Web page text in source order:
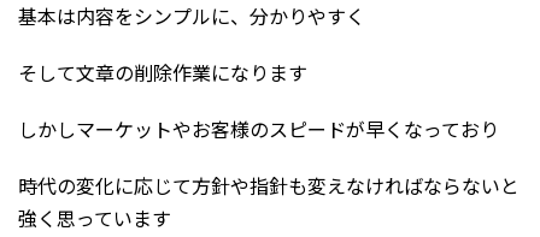
基本は内容をシンプルに、分かりやすく
そして文章の削除作業になります
しかしマーケットやお客様のスピードが早くなっており
時代の変化に応じて方針や指針も変えなければならないと
強く思っています